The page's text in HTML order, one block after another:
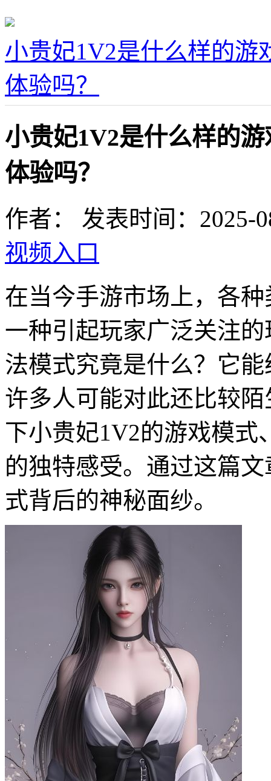
小贵妃1V2是什么样的游
体验吗？
小贵妃1V2是什么样的
体验吗？
作者：
发表时间：2025-
视频入口
在当今手游市场上，各
一种引起玩家广泛关注
法模式究竟是什么？它
许多人可能对此还比较
下小贵妃1V2的游戏模式
的独特感受。通过这篇
式背后的神秘面纱。